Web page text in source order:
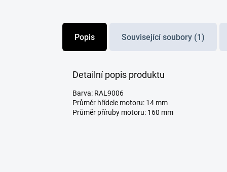
Popis Související soubory (1)
Detailní popis produktu
Barva: RAL9006
Průměr hřídele motoru: 14 mm
Průměr příruby motoru: 160 mm